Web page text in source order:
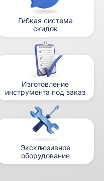
Гибкая система
скидок
Изготовление
инструмента под заказ
Эксклюзивное
оборудование